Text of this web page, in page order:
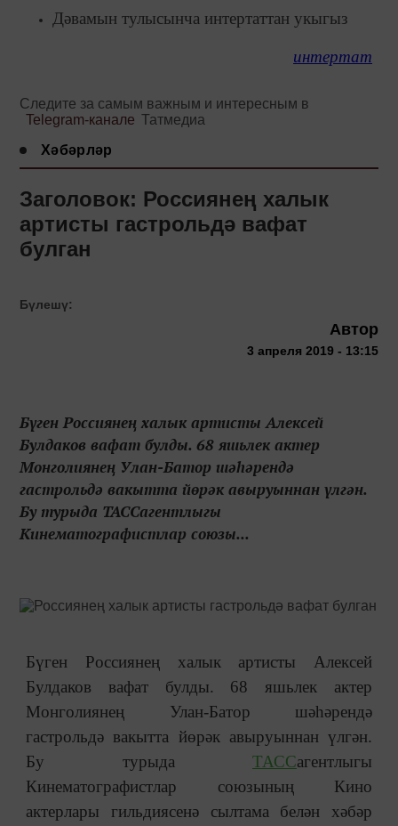
Дәвамын тулысынча интертаттан укыгыз
интертат
Следите за самым важным и интересным в
Telegram-канале Татмедиа
Хәбәрләр
Заголовок: Россиянең халык
артисты гастрольдә вафат
булган
Бүлешү:
Автор
3 апреля 2019 - 13:15
Бүген Россиянең халык артисты Алексей
Булдаков вафат булды. 68 яшьлек актер
Монголиянең Улан-Батор шәһәрендә
гастрольдә вакытта йөрәк авыруыннан үлгән.
Бу турыда ТАССагентлыгы
Кинематографистлар союзы...
Бүген Россиянең халык артисты Алексей
Булдаков вафат булды. 68 яшьлек актер
Монголиянең Улан-Батор шәһәрендә
гастрольдә вакытта йөрәк авыруыннан үлгән.
Бу турыда ТАССагентлыгы
Кинематографистлар союзының Кино
актерлары гильдиясенә сылтама белән хәбәр